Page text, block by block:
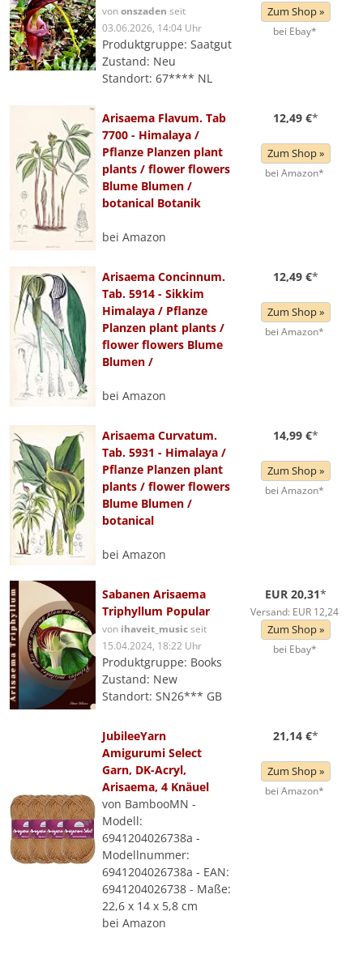
vononszaden seit
03.06.2026, 14:04 Uhr
Produktgruppe: Saatgut
Zustand: Neu
Standort: 67**** NL
Zum Shop »
bei Ebay*
Arisaema Flavum. Tab
7700 - Himalaya /
Pflanze Planzen plant
plants / flower flowers
Blume Blumen /
botanical Botanik
bei Amazon
12,49 €*
Zum Shop »
bei Amazon*
Arisaema Concinnum.
Tab. 5914 - Sikkim
Himalaya / Pflanze
Planzen plant plants /
flower flowers Blume
Blumen /
bei Amazon
12,49 €*
Zum Shop »
bei Amazon*
Arisaema Curvatum.
Tab. 5931 - Himalaya /
Pflanze Planzen plant
plants / flower flowers
Blume Blumen /
botanical
bei Amazon
14,99 €*
Zum Shop »
bei Amazon*
Sabanen Arisaema
Triphyllum Popular
von ihaveit_musicseit
15.04.2024, 18:22 Uhr
Produktgruppe: Books
Zustand: New
Standort: SN26*** GB
EUR 20,31*
Versand: EUR 12,24
Zum Shop »
bei Ebay*
JubileeYarn
Amigurumi Select
Garn, DK-Acryl,
Arisaema, 4 Knäuel
von BambooMN -
Modell:
6941204026738a -
Modellnummer:
6941204026738a - EAN:
6941204026738 - Maße:
22,6 x 14 x 5,8 cm
bei Amazon
21,14 €*
Zum Shop »
bei Amazon*